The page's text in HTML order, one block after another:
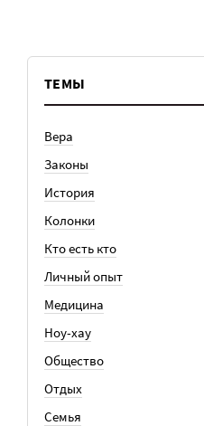
ТЕМЫ
Вера
Законы
История
Колонки
Кто есть кто
Личный опыт
Медицина
Ноу-хау
Общество
Отдых
Семья